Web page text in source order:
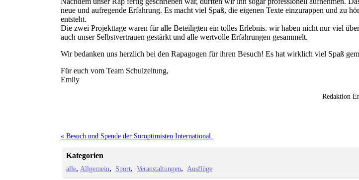
neue und aufregende Erfahrung. Es macht viel Spaß, die eigenen Texte einzurappen und zu
entsteht.
Die zwei Projekttage waren für alle Beteiligten ein tolles Erlebnis. wir haben nicht nur viel
auch unser Selbstvertrauen gestärkt und alle wertvolle Erfahrungen gesammelt.
Wir bedanken uns herzlich bei den Rapagogen für ihren Besuch! Es hat wirklich viel Spaß
Für euch vom Team Schulzeitung,
Emily
Redaktion
« Besuch und Spende der Soroptimisten International.
Kategorien
alle Allgemein Sport Veranstaltungen Ausflüge